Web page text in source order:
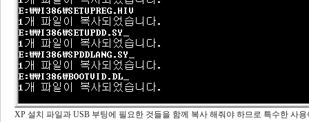
XP 설치 파일과 USB 부팅에 필요한 것들을 함께 복사 해줘야 하므로 특수한 사